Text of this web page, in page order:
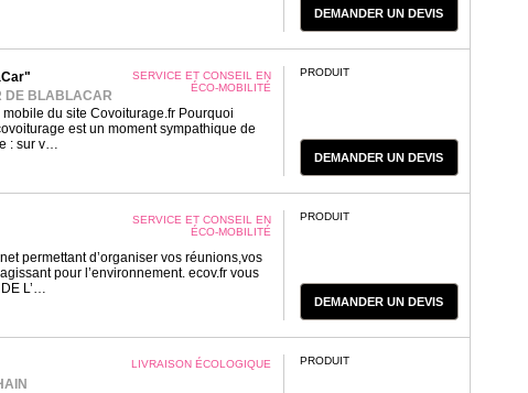
DEMANDER UN DEVIS
SERVICE ET CONSEIL EN
ÉCO-MOBILITÉ
DE BLABLACAR
du site Covoiturage.fr Pourquoi
est un moment sympathique de
: sur v…
PRODUIT
DEMANDER UN DEVIS
SERVICE ET CONSEIL EN
ÉCO-MOBILITÉ
permettant d’organiser vos réunions,vos
pour l’environnement. ecov.fr vous
L’…
PRODUIT
DEMANDER UN DEVIS
LIVRAISON ÉCOLOGIQUE PRODUIT